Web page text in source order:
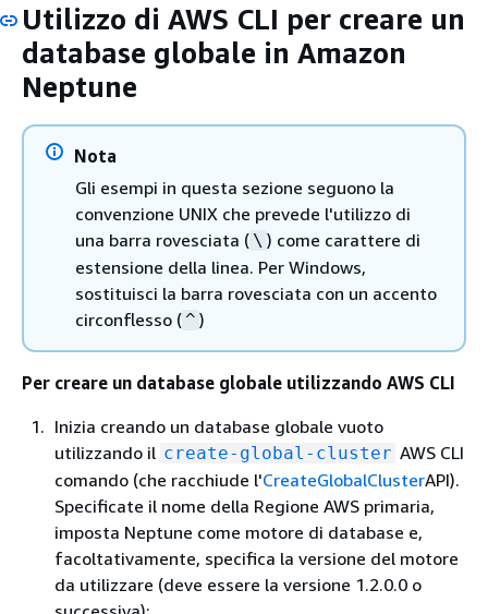
Utilizzo di AWS CLI per creare un
database globale in Amazon
Neptune
Nota
Gli esempi in questa sezione seguono la
convenzione UNIX che prevede l'utilizzo di
una barra rovesciata ( \ ) come carattere di
estensione della linea. Per Windows,
sostituisci la barra rovesciata con un accento
circonflesso (^ )
Per creare un database globale utilizzando AWS CLI
Inizia creando un database globale vuoto
utilizzando il create-global-cluster AWS CLI
comando (che racchiude l'CreateGlobalClusterAPI).
Specificate il nome della Regione AWS primaria,
imposta Neptune come motore di database e,
facoltativamente, specifica la versione del motore
da utilizzare (deve essere la versione 1.2.0.0 o